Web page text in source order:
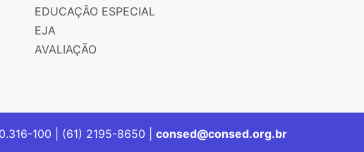
EDUCAÇÃO ESPECIAL
EJA
AVALIAÇÃO
100 | (61) 2195-8650 | consed@consed.org.br